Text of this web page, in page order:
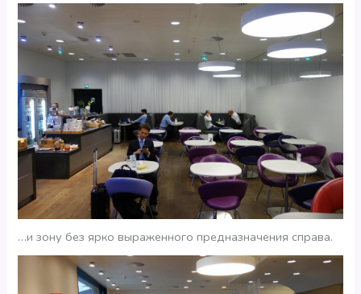
…и зону без ярко выраженного предназначения справа.